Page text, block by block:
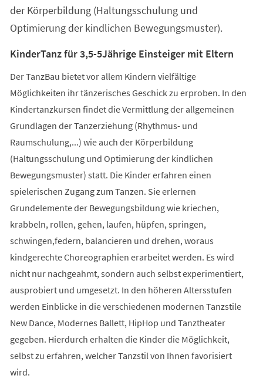
der Körperbildung (Haltungsschulung und
Optimierung der kindlichen Bewegungsmuster).
KinderTanz für 3,5-5Jährige Einsteiger mit Eltern
Der TanzBau bietet vor allem Kindern vielfältige
Möglichkeiten ihr tänzerisches Geschick zu erproben. In den
Kindertanzkursen findet die Vermittlung der allgemeinen
Grundlagen der Tanzerziehung (Rhythmus- und
Raumschulung,...) wie auch der Körperbildung
(Haltungsschulung und Optimierung der kindlichen
Bewegungsmuster) statt. Die Kinder erfahren einen
spielerischen Zugang zum Tanzen. Sie erlernen
Grundelemente der Bewegungsbildung wie kriechen,
krabbeln, rollen, gehen, laufen, hüpfen, springen,
schwingen,federn, balancieren und drehen, woraus
kindgerechte Choreographien erarbeitet werden. Es wird
nicht nur nachgeahmt, sondern auch selbst experimentiert,
ausprobiert und umgesetzt. In den höheren Altersstufen
werden Einblicke in die verschiedenen modernen Tanzstile
New Dance, Modernes Ballett, HipHop und Tanztheater
gegeben. Hierdurch erhalten die Kinder die Möglichkeit,
selbst zu erfahren, welcher Tanzstil von Ihnen favorisiert
wird.